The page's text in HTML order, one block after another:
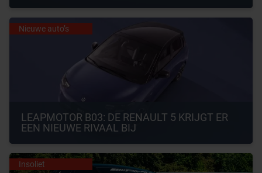
Nieuwe auto’s
LEAPMOTOR B03: DE RENAULT 5 KRIJGT ER
EEN NIEUWE RIVAAL BIJ
Insoliet